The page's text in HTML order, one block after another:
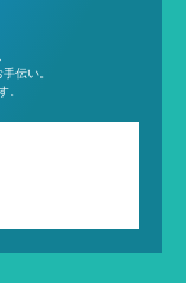
伝い。
。